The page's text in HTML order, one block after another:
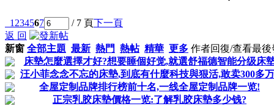
1 234567 / 7 頁下一頁
返 回
新窗 全部主題 最新 熱門 熱帖 精華 更多 作者回復/查看最後
床墊怎麼選擇才好?想要睡個好觉,就選舒福德智能分级床
汪小菲念念不忘的床墊,到底有什麼科技與狠活,敢卖300多
全屋定制品牌排行榜前十名,一线全屋定制品牌一览!
正宗乳胶床墊價格一览:了解乳胶床墊多少钱?